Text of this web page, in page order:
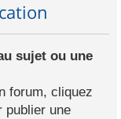
sujet ou une
forum, cliquez
publier une